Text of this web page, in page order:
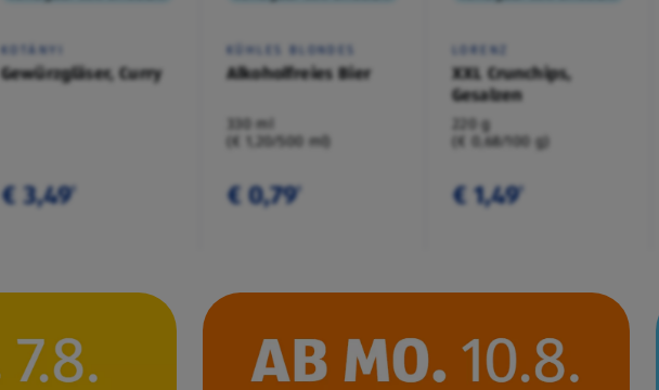
KOTÁNYI
Gewürzgläser, Curry
€ 3,49¹
KÜHLES BLONDES
Alkoholfreies Bier
330 ml
(€ 1,20/500 ml)
€ 0,79¹
LORENZ
XXL Crunchips,
Gesalzen
220 g
(€ 0,68/100 g)
€ 1,49¹